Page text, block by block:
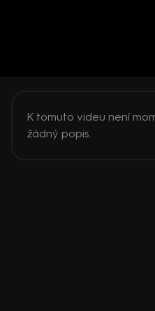
K tomuto videu není
žádný popis.